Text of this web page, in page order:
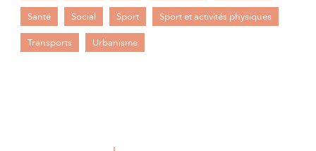
Santé Social Sport Sport et activités physiques
Transports Urbanisme